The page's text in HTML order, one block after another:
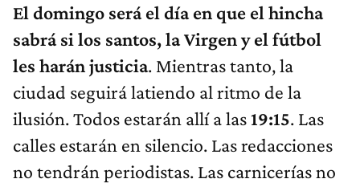
El domingo será el día en que el hincha
sabrá si los santos, la Virgen y el fútbol
les harán justicia. Mientras tanto, la
ciudad seguirá latiendo al ritmo de la
ilusión. Todos estarán allí a las19:15. Las
calles estarán en silencio. Las redacciones
no tendrán periodistas. Las carnicerías no